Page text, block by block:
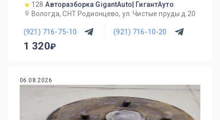
128 Авторазборка GigantAuto| ГигантАуто
Вологда, СНТ Родионцево, ул. Чистые пруды д.20
(921) 716-75-10 (921) 716-10-20
1 320
06.08.2026